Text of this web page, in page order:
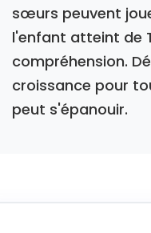
sœurs peuvent
l'enfant atteint de
compréhension.
croissance pour
peut s'épanouir.